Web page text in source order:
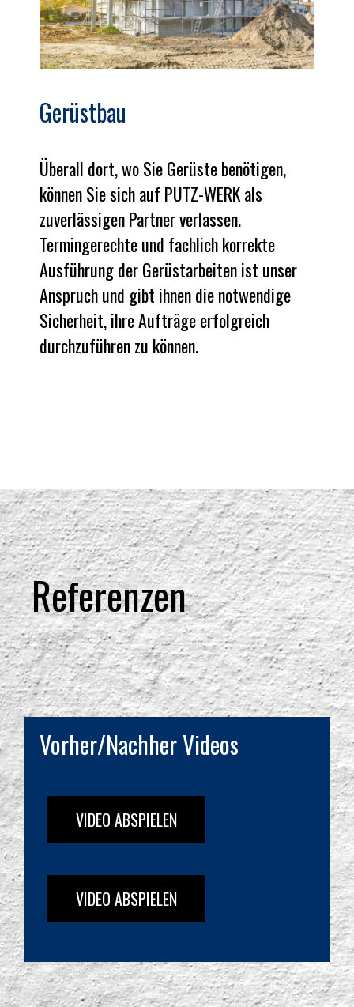
Gerüstbau
Überall dort, wo Sie Gerüste benötigen,
können Sie sich auf PUTZ-WERK als
zuverlässigen Partner verlassen.
Termingerechte und fachlich korrekte
Ausführung der Gerüstarbeiten ist unser
Anspruch und gibt ihnen die notwendige
Sicherheit, ihre Aufträge erfolgreich
durchzuführen zu können.
Referenzen
Vorher/Nachher Videos
VIDEO ABSPIELEN
VIDEO ABSPIELEN